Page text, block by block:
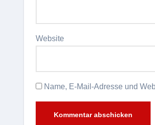
Website
Name, E-Mail-Adresse und